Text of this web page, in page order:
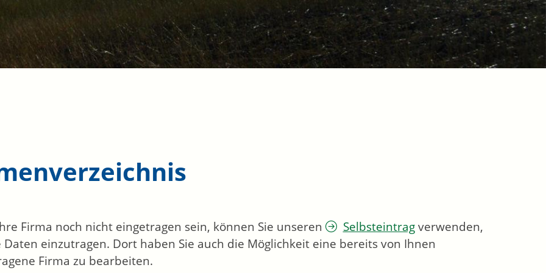
Firma noch nicht eingetragen sein, können Sie unseren Selbsteintragverwenden,
einzutragen. Dort haben Sie auch die Möglichkeit eine bereits von Ihnen
Firma zu bearbeiten.